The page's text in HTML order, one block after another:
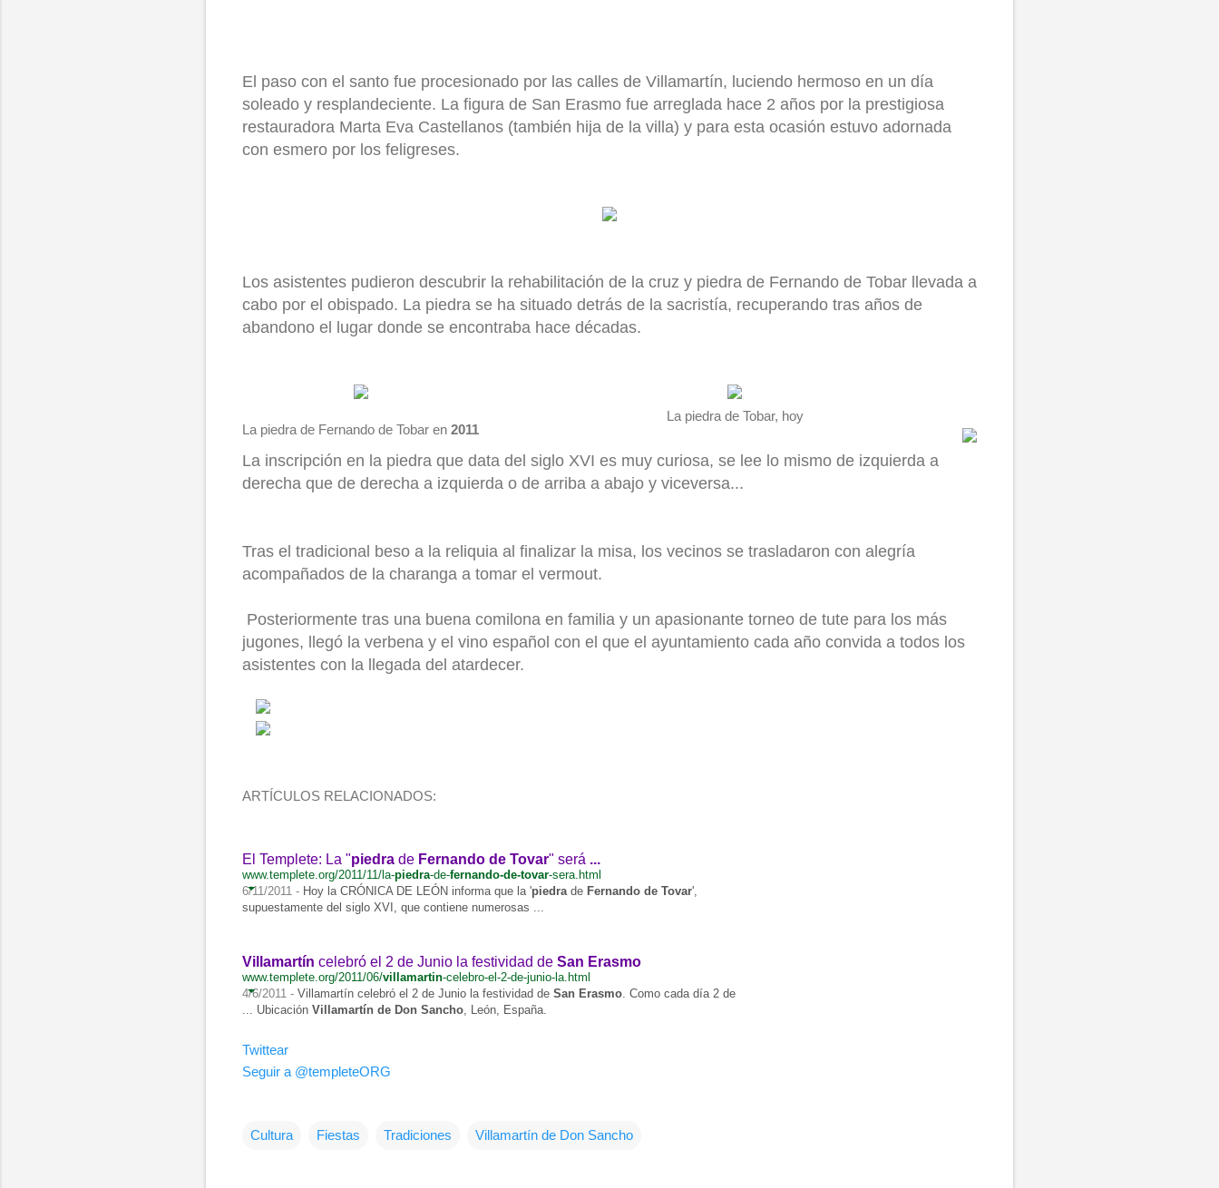
El paso con el santo fue procesionado por las calles de Villamartín, luciendo hermoso en un día
soleado y resplandeciente. La figura de San Erasmo fue arreglada hace 2 años por la prestigiosa
restauradora Marta Eva Castellanos (también hija de la villa) y para esta ocasión estuvo adornada
con esmero por los feligreses.
Los asistentes pudieron descubrir la rehabilitación de la cruz y piedra de Fernando de Tobar llevada a
cabo por el obispado. La piedra se ha situado detrás de la sacristía, recuperando tras años de
abandono el lugar donde se encontraba hace décadas.
La piedra de Fernando de Tobar en 2011
La piedra de Tobar, hoy
La inscripción en la piedra que data del siglo XVI es muy curiosa, se lee lo mismo de izquierda a
derecha que de derecha a izquierda o de arriba a abajo y viceversa...
Tras el tradicional beso a la reliquia al finalizar la misa, los vecinos se trasladaron con alegría
acompañados de la charanga a tomar el vermout.
Posteriormente tras una buena comilona en familia y un apasionante torneo de tute para los más
jugones, llegó la verbena y el vino español con el que el ayuntamiento cada año convida a todos los
asistentes con la llegada del atardecer.
ARTÍCULOS RELACIONADOS:
El Templete: La "piedra de Fernando de Tovar" será ...
www.templete.org/2011/11/la-piedra-de-fernando-de-tovar-sera.html
6/11/2011 - Hoy la CRÓNICA DE LEÓN informa que la 'piedra de Fernando de Tovar',
supuestamente del siglo XVI, que contiene numerosas ...
Villamartín celebró el 2 de Junio la festividad de San Erasmo
www.templete.org/2011/06/villamartin-celebro-el-2-de-junio-la.html
4/6/2011 - Villamartín celebró el 2 de Junio la festividad de San Erasmo . Como cada día 2 de
... Ubicación Villamartín de Don Sancho , León, España.
Twittear
Seguir a @templeteORG
Cultura Fiestas Tradiciones Villamartín de Don Sancho